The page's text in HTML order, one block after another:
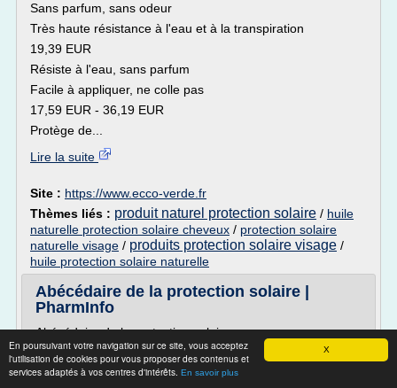
X
En poursuivant votre navigation sur ce site, vous acceptez
l'utilisation de cookies pour vous proposer des contenus et
services adaptés à vos centres d'intérêts. En savoir plus
Sans parfum, sans odeur
Très haute résistance à l'eau et à la transpiration
19,39 EUR
Résiste à l'eau, sans parfum
Facile à appliquer, ne colle pas
17,59 EUR - 36,19 EUR
Protège de...
Lire la suite
Site : https://www.ecco-verde.fr
Thèmes liés : produit naturel protection solaire / huile
naturelle protection solaire cheveux / protection solaire
naturelle visage / produits protection solaire visage /
huile protection solaire naturelle
Abécédaire de la protection solaire |
PharmInfo
Abécédaire de la protection solaire
B A BA de la protection solaire
Bien que la meilleure prévention contre l'agression solaire